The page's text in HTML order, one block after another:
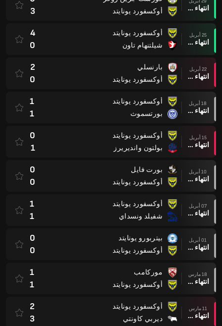
انتهاء وقت المباراة
أوكسفورد يونايتد
3
25 أبريل
انتهاء وقت المباراة
أوكسفورد يونايتد
شيلتنهام تاون
4
0
22 أبريل
انتهاء وقت المباراة
بارنسلي
أوكسفورد يونايتد
2
0
18 أبريل
انتهاء وقت المباراة
أوكسفورد يونايتد
بورتسموث
1
1
15 أبريل
انتهاء وقت المباراة
أوكسفورد يونايتد
بولتون وانديريرز
0
1
10 أبريل
انتهاء وقت المباراة
بورت فايل
أوكسفورد يونايتد
0
0
07 أبريل
انتهاء وقت المباراة
أوكسفورد يونايتد
شفيلد ونسداي
1
1
01 أبريل
انتهاء وقت المباراة
بيتربورو يونايتد
أوكسفورد يونايتد
0
0
18 مارس
انتهاء وقت المباراة
موركامب
أوكسفورد يونايتد
1
1
11 مارس
انتهاء وقت المباراة
أوكسفورد يونايتد
ديربي كاونتي
2
3